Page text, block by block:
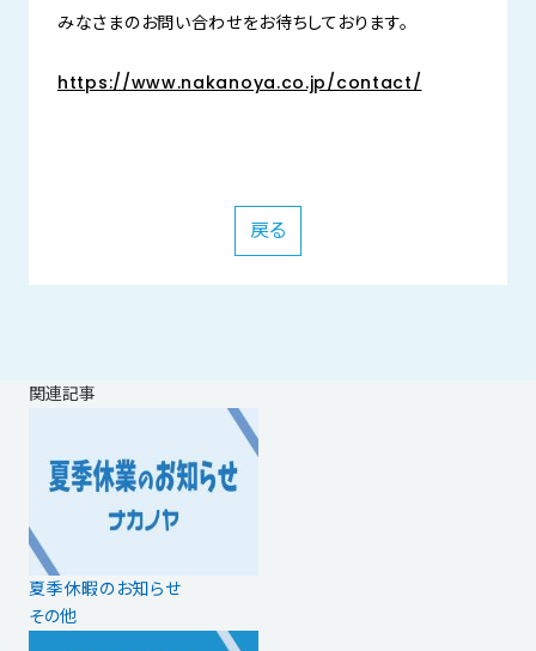
みなさまのお問い合わせをお待ちしております。
https://www.nakanoya.co.jp/contact/
戻る
関連記事
夏季休暇のお知らせ
その他